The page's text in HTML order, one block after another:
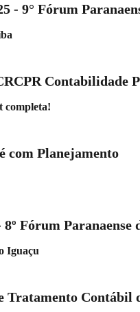
- 9° Fórum
Contabilidade
completa!
com Planejamento
8º Fórum
Iguaçu
Tratamento Contábil